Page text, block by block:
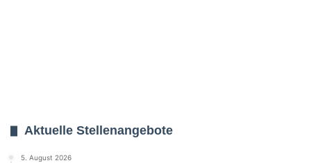
Aktuelle Stellenangebote
5. August 2026